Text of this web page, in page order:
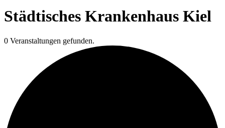
Städtisches Krankenhaus Kiel
0 Veranstaltungen gefunden.